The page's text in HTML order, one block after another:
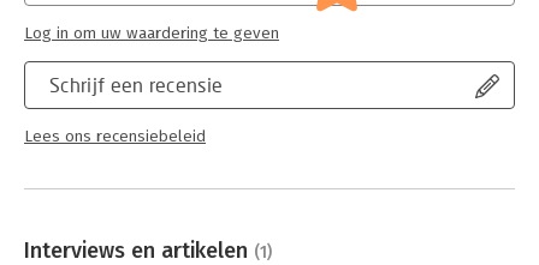
Hoofdrubriek:
Schrijf een recensie
Lees ons recensiebeleid
Log in om uw waardering te geven
Interviews en artikelen (1)